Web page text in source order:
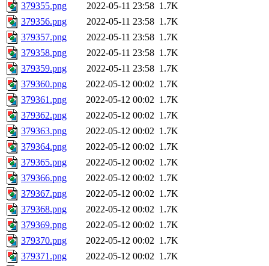
379355.png 2022-05-11 23:58 1.7K
379356.png
2022-05-11 23:58 1.7K
379357.png
2022-05-11 23:58 1.7K
379358.png
2022-05-11 23:58 1.7K
379359.png
2022-05-11 23:58 1.7K
379360.png
2022-05-12 00:02 1.7K
379361.png
2022-05-12 00:02 1.7K
379362.png
2022-05-12 00:02 1.7K
379363.png
2022-05-12 00:02 1.7K
379364.png
2022-05-12 00:02 1.7K
379365.png
2022-05-12 00:02 1.7K
379366.png
2022-05-12 00:02 1.7K
379367.png
2022-05-12 00:02 1.7K
379368.png
2022-05-12 00:02 1.7K
379369.png
2022-05-12 00:02 1.7K
379370.png
2022-05-12 00:02 1.7K
379371.png
2022-05-12 00:02 1.7K